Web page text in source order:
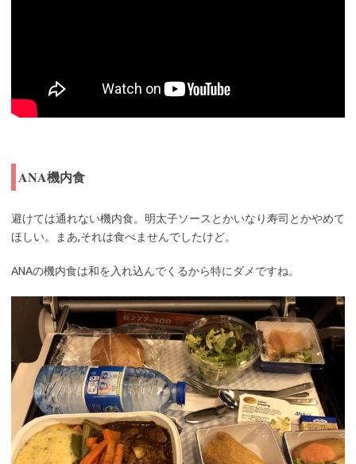
ANA機内食
避けては通れない機内食。明太子ソースとかいなり寿司とかやめて
ほしい。まあ,それは食べませんでしたけど。
ANAの機内食は和を入れ込んでくるから特にダメですね。